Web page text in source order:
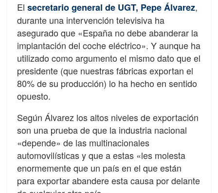
El secretario general de UGT, Pepe Álvarez,
durante una intervención televisiva ha
asegurado que «España no debe abanderar la
implantación del coche eléctrico». Y aunque ha
utilizado como argumento el mismo dato que el
presidente (que nuestras fábricas exportan el
80% de su producción) lo ha hecho en sentido
opuesto.
Según Álvarez los altos niveles de exportación
son una prueba de que la industria nacional
«depende» de las multinacionales
automovilísticas y que a estas «les molesta
enormemente que un país en el que están
para exportar abandere esta causa por delante